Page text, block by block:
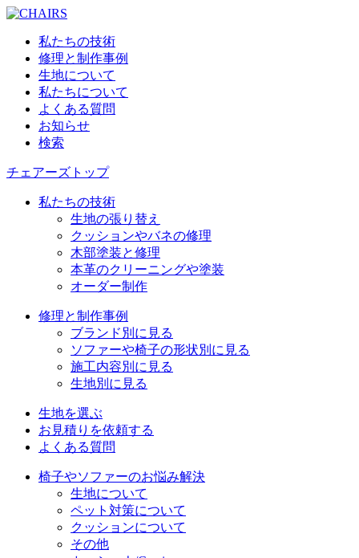
私たちの技術
修理と制作事例
生地について
私たちについて
よくある質問
お知らせ
検索
チェアーズトップ
私たちの技術
生地の張り替え
クッションやバネの修理
木部塗装と修理
本革のクリーニングや塗装
オーダー制作
修理と制作事例
ブランド別に見る
ソファーや椅子の形状別に見る
施工内容別に見る
生地別に見る
生地を選ぶ
お見積りを依頼する
よくある質問
椅子やソファーのお悩み解決
生地について
ペット対策について
クッションについて
その他